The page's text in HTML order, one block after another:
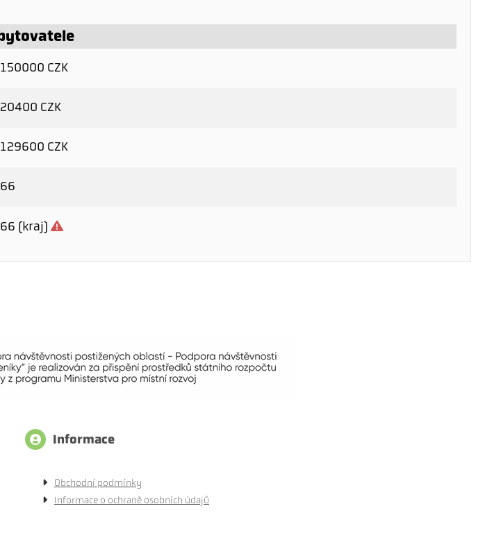
150000 CZK
20400 CZK
129600 CZK
66
66 (kraj)
Informace
Obchodní podmínky
Informace o ochraně osobních údajů